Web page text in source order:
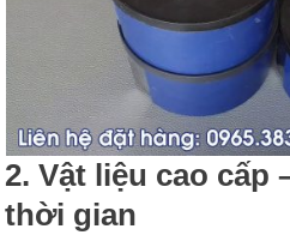
2. Vật liệu cao cấp
thời gian